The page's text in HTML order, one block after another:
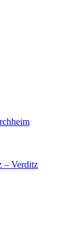
– Verditz